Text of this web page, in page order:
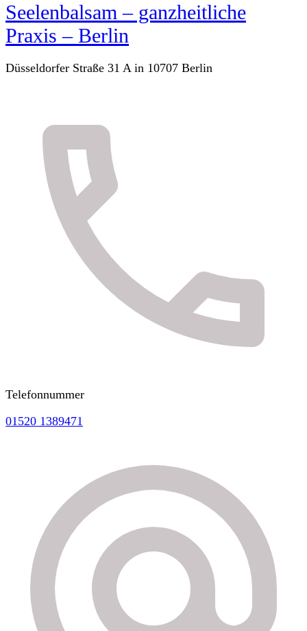
Seelenbalsam – ganzheitliche
Praxis – Berlin
Düsseldorfer Straße 31 A in 10707 Berlin
Telefonnummer
01520 1389471